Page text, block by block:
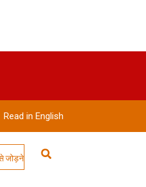
Read in English
Ola Electric ने यूटिलिटी-स्केल